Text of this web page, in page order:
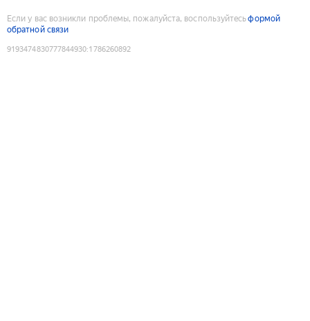
Если у вас возникли проблемы, пожалуйста, воспользуйтесьформой
обратной связи
9193474830777844930:1786260892